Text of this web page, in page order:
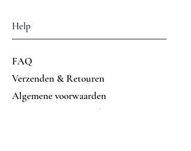
Help
FAQ
Verzenden & Retouren
Algemene voorwaarden
Betalings mogelijkheden